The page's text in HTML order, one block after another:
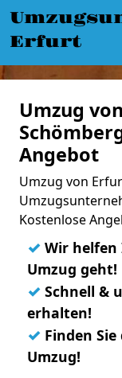
Erfurt
Umzug
Angebot
Umzug von
Kostenlose
✓ Wir
Umzug geht!
✓ Schnell &
erhalten!
✓ Finden
Umzug!